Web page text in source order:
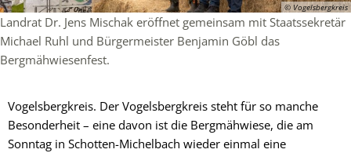
© Vogelsbergkreis
Landrat Dr. Jens Mischak eröffnet gemeinsam mit Staatssekretär
Michael Ruhl und Bürgermeister Benjamin Göbl das
Bergmähwiesenfest.
Vogelsbergkreis. Der Vogelsbergkreis steht für so manche
Besonderheit – eine davon ist die Bergmähwiese, die am
Sonntag in Schotten-Michelbach wieder einmal eine